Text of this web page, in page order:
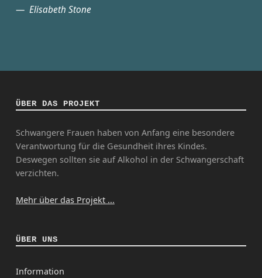
Elisabeth Stone
ÜBER DAS PROJEKT
Schwangere Frauen haben von Anfang eine besondere
Verantwortung für die Gesundheit ihres Kindes.
Deswegen sollten sie auf Alkohol in der Schwangerschaft
verzichten.
Mehr über das Projekt ...
ÜBER UNS
Information